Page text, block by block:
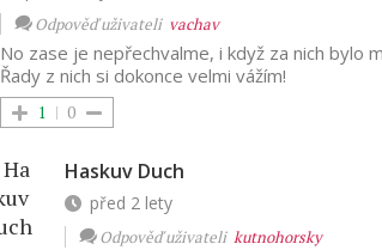
Odpověď uživateli vachav
No zase je nepřechvalme, i když za nich bylo
Řady z nich si dokonce velmi vážím!
1 0
Haskuv Duch
před 2 lety
Odpověď uživateli kutnohorsky